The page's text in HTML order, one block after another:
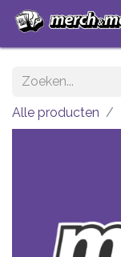
Alle producten